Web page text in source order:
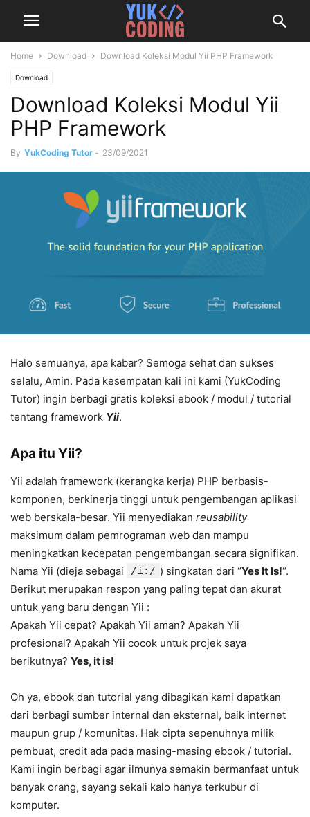
Home Download Download Koleksi Modul Yii PHP Framework
Download
Download Koleksi Modul Yii
PHP Framework
By YukCoding Tutor - 23/09/2021
Halo semuanya, apa kabar? Semoga sehat dan sukses
selalu, Amin. Pada kesempatan kali ini kami (YukCoding
Tutor) ingin berbagi gratis koleksi ebook / modul / tutorial
tentang framework Yii.
Apa itu Yii?
Yii adalah framework (kerangka kerja) PHP berbasis-
komponen, berkinerja tinggi untuk pengembangan aplikasi
web berskala-besar. Yii menyediakan reusability
maksimum dalam pemrograman web dan mampu
meningkatkan kecepatan pengembangan secara signifikan.
Nama Yii (dieja sebagai
/i:/ ) singkatan dari “Yes It Is!“.
Berikut merupakan respon yang paling tepat dan akurat
untuk yang baru dengan Yii :
Apakah Yii cepat? Apakah Yii aman? Apakah Yii
profesional? Apakah Yii cocok untuk projek saya
berikutnya? Yes, it is!
Oh ya, ebook dan tutorial yang dibagikan kami dapatkan
dari berbagi sumber internal dan eksternal, baik internet
maupun grup / komunitas. Hak cipta sepenuhnya milik
pembuat, credit ada pada masing-masing ebook / tutorial.
Kami ingin berbagi agar ilmunya semakin bermanfaat untuk
banyak orang, sayang sekali kalo hanya terkubur di
komputer.